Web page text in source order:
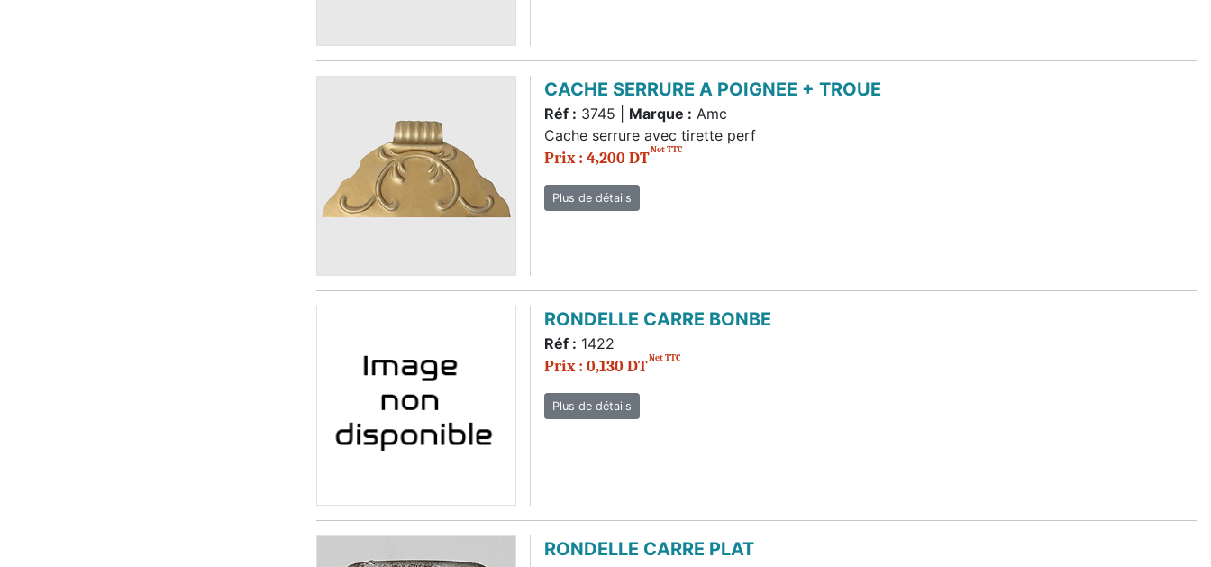
CACHE SERRURE A POIGNEE + TROUE
Réf : 3745 | Marque : Amc
Cache serrure avec tirette perf
Prix : 4,200 DTNet TTC
Plus de détails
RONDELLE CARRE BONBE
Réf : 1422
Prix : 0,130 DTNet TTC
Plus de détails
RONDELLE CARRE PLAT